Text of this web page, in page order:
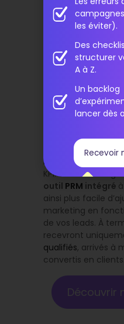
marketing
marketeurs de
de vente. Du
la plateformevous
fonctionnalités
mener à bien votre
B2B.
Naturellement,
LinkedIn). Vous
mesurer l’impact
marketing
au
KPI. Cerise sur le
outil PRM intégré
ainsi plus facile
marketing en
de vos leads. À
recevront
qualifiés, arrivés à
convertis en clients.
Découvrir
les éviter).
Des
structurer
A à Z.
Un backlog
lancer dès
Recevoir